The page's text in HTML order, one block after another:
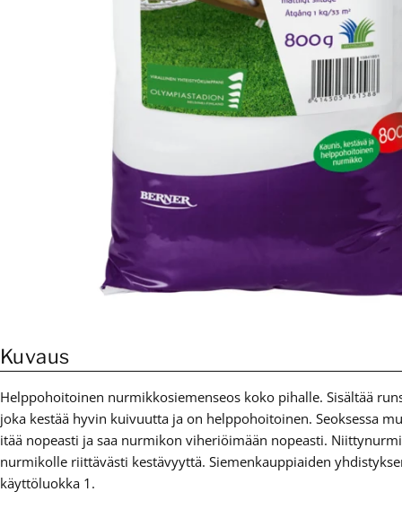
Kuvaus
Helppohoitoinen nurmikkosiemenseos koko pihalle. Sisältää
joka kestää hyvin kuivuutta ja on helppohoitoinen. Seoksessa
itää nopeasti ja saa nurmikon viheriöimään nopeasti.
nurmikolle riittävästi kestävyyttä. Siemenkauppiaiden
käyttöluokka 1.